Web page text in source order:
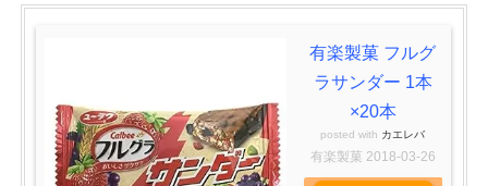
有楽製菓 フルグ
ラサンダー 1本
×20本
posted with カエレバ
有楽製菓 2018-03-26